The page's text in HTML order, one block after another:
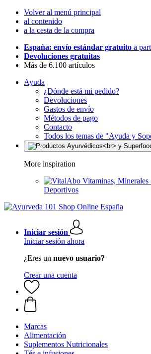
Volver al menú principal
al contenido
a la cesta de la compra
España: envío estándar gratuito a
Devoluciones gratuitas
Más de 6.100 artículos
Ayuda
¿Dónde está mi pedido?
Devoluciones
Gastos de envío
Métodos de pago
Contacto
Todos los temas de "Ayuda y
More inspiration
Vitaminas, Minerales
Deportivos
Iniciar sesión
Iniciar sesión ahora
¿Eres un nuevo usuario?
Crear una cuenta
Marcas
Alimentación
Suplementos Nutricionales